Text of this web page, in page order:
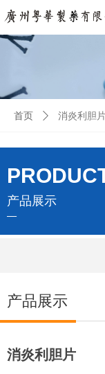
首页 ꄲ 消炎利胆
消炎利胆片
产品展示
产品展示
—